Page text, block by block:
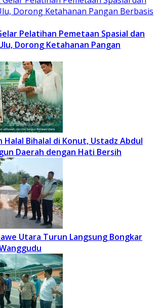
Pelatihan Pemetaan Spasial dan
Dorong Ketahanan Pangan
Halal Bihalal di Konut, Ustadz Abdul
Daerah dengan Hati Bersih
Utara Turun Langsung Bongkar